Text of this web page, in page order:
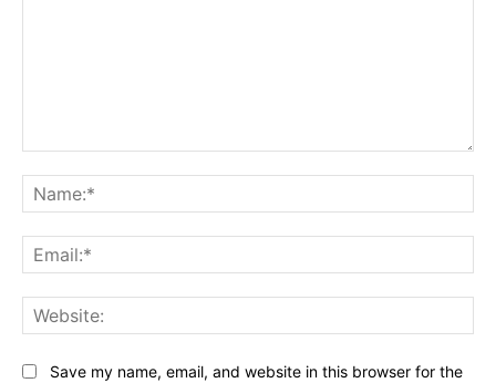
Save my name, email, and website in this browser for the